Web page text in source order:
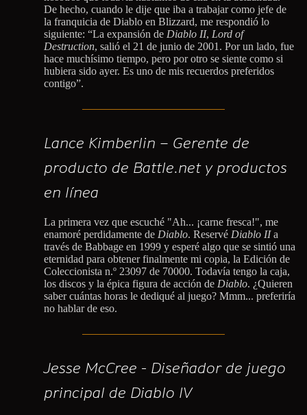
De hecho, cuando le dije que iba a trabajar como jefe de
la franquicia de Diablo en Blizzard, me respondió lo
siguiente: “La expansión de Diablo II, Lord of
Destruction, salió el 21 de junio de 2001. Por un lado, fue
hace muchísimo tiempo, pero por otro se siente como si
hubiera sido ayer. Es uno de mis recuerdos preferidos
contigo”.
Lance Kimberlin – Gerente de
producto de Battle.net y productos
en línea
La primera vez que escuché "Ah... ¡carne fresca!", me
enamoré perdidamente de Diablo. Reservé Diablo IIa
través de Babbage en 1999 y esperé algo que se sintió una
eternidad para obtener finalmente mi copia, la Edición de
Coleccionista n.º 23097 de 70000. Todavía tengo la caja,
los discos y la épica figura de acción de Diablo. ¿Quieren
saber cuántas horas le dediqué al juego? Mmm... preferiría
no hablar de eso.
Jesse McCree - Diseñador de juego
principal de Diablo IV